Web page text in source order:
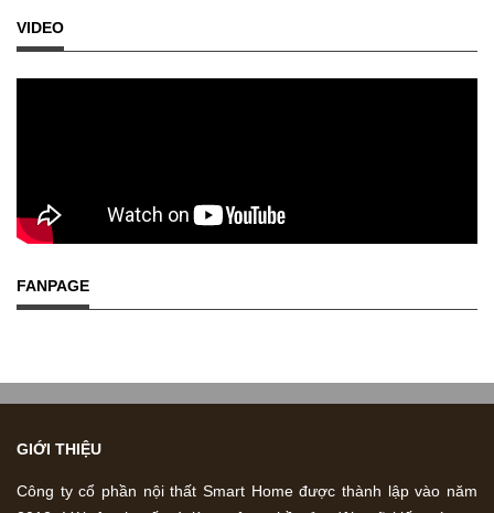
VIDEO
FANPAGE
GIỚI THIỆU
Công ty cổ phần nội thất Smart Home được thành lập vào năm